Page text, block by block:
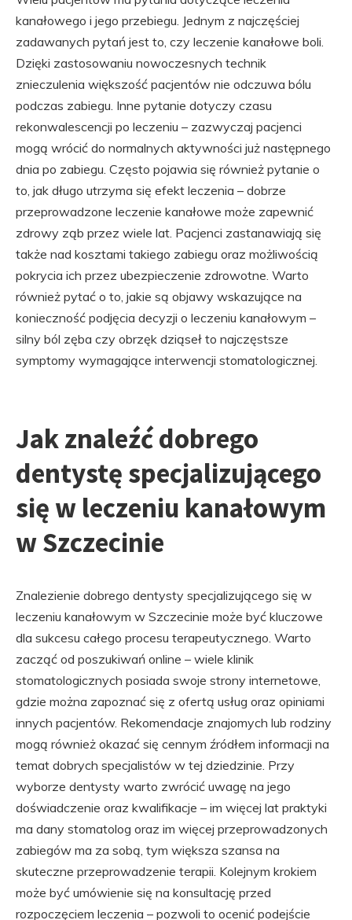
kanałowego i jego przebiegu. Jednym z najczęściej
zadawanych pytań jest to, czy leczenie kanałowe boli.
Dzięki zastosowaniu nowoczesnych technik
znieczulenia większość pacjentów nie odczuwa bólu
podczas zabiegu. Inne pytanie dotyczy czasu
rekonwalescencji po leczeniu – zazwyczaj pacjenci
mogą wrócić do normalnych aktywności już następnego
dnia po zabiegu. Często pojawia się również pytanie o
to, jak długo utrzyma się efekt leczenia – dobrze
przeprowadzone leczenie kanałowe może zapewnić
zdrowy ząb przez wiele lat. Pacjenci zastanawiają się
także nad kosztami takiego zabiegu oraz możliwością
pokrycia ich przez ubezpieczenie zdrowotne. Warto
również pytać o to, jakie są objawy wskazujące na
konieczność podjęcia decyzji o leczeniu kanałowym –
silny ból zęba czy obrzęk dziąseł to najczęstsze
symptomy wymagające interwencji stomatologicznej.
Jak znaleźć dobrego
dentystę specjalizującego
się w leczeniu kanałowym
w Szczecinie
Znalezienie dobrego dentysty specjalizującego się w
leczeniu kanałowym w Szczecinie może być kluczowe
dla sukcesu całego procesu terapeutycznego. Warto
zacząć od poszukiwań online – wiele klinik
stomatologicznych posiada swoje strony internetowe,
gdzie można zapoznać się z ofertą usług oraz opiniami
innych pacjentów. Rekomendacje znajomych lub rodziny
mogą również okazać się cennym źródłem informacji na
temat dobrych specjalistów w tej dziedzinie. Przy
wyborze dentysty warto zwrócić uwagę na jego
doświadczenie oraz kwalifikacje – im więcej lat praktyki
ma dany stomatolog oraz im więcej przeprowadzonych
zabiegów ma za sobą, tym większa szansa na
skuteczne przeprowadzenie terapii. Kolejnym krokiem
może być umówienie się na konsultację przed
rozpoczęciem leczenia – pozwoli to ocenić podejście